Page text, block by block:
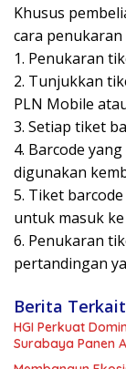
Khusus
cara
1. Penukaran
2. Tunjukkan
PLN Mobile
3. Setiap tiket
4. Barcode
digunakan
5. Tiket
untuk masuk
6. Penukaran
pertandingan
Berita Terkait
HGI Perkuat
Surabaya Panen